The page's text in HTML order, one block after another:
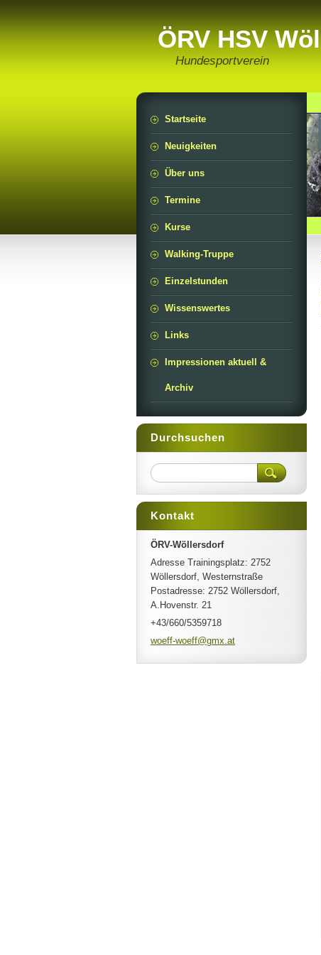
ÖRV HSV
Hundesportverein
Startseite
Neuigkeiten
Über uns
Termine
Kurse
Walking-Truppe
Einzelstunden
Wissenswertes
Links
Impressionen aktuell &
Archiv
Durchsuchen
Kontakt
ÖRV-Wöllersdorf
Adresse Trainingsplatz: 2752
Wöllersdorf, Westernstraße
Postadresse: 2752 Wöllersdorf,
A.Hovenstr. 21
+43/660/5359718
woeff-woeff@gmx.at